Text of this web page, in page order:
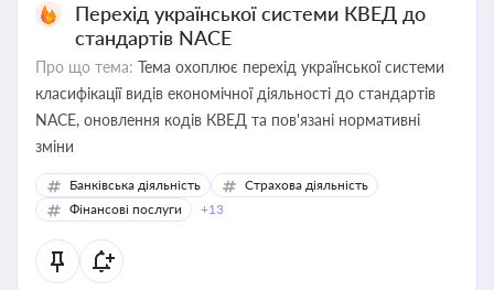
Перехід української системи КВЕД до
стандартів NACE
Про що тема: Тема охоплює перехід української системи
класифікації видів економічної діяльності до стандартів
NACE, оновлення кодів КВЕД та пов'язані нормативні
зміни
Банківська діяльність
Страхова діяльність
Фінансові послуги
+13